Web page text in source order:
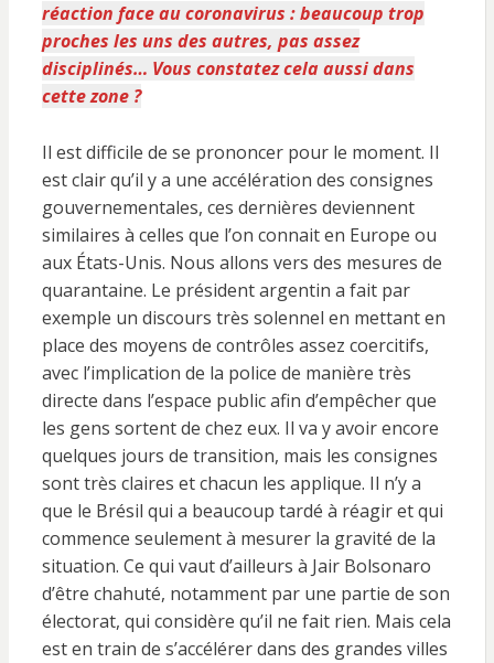
réaction face au coronavirus : beaucoup trop
proches les uns des autres, pas assez
disciplinés… Vous constatez cela aussi dans
cette zone ?
Il est difficile de se prononcer pour le moment. Il
est clair qu’il y a une accélération des consignes
gouvernementales, ces dernières deviennent
similaires à celles que l’on connait en Europe ou
aux États-Unis. Nous allons vers des mesures de
quarantaine. Le président argentin a fait par
exemple un discours très solennel en mettant en
place des moyens de contrôles assez coercitifs,
avec l’implication de la police de manière très
directe dans l’espace public afin d’empêcher que
les gens sortent de chez eux. Il va y avoir encore
quelques jours de transition, mais les consignes
sont très claires et chacun les applique. Il n’y a
que le Brésil qui a beaucoup tardé à réagir et qui
commence seulement à mesurer la gravité de la
situation. Ce qui vaut d’ailleurs à Jair Bolsonaro
d’être chahuté, notamment par une partie de son
électorat, qui considère qu’il ne fait rien. Mais cela
est en train de s’accélérer dans des grandes villes